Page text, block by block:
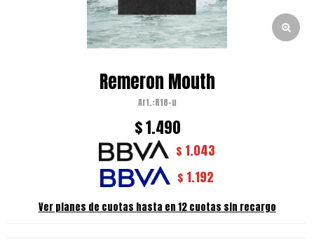
Remeron Mouth
R18-u
$1.490
$ 1.043
$ 1.192
Ver planes de cuotas hasta en 12 cuotas sin recargo